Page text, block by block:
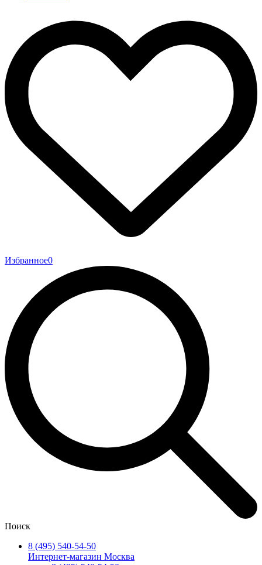
Избранное0
Поиск
8 (495) 540-54-50
Интернет-магазин Москва